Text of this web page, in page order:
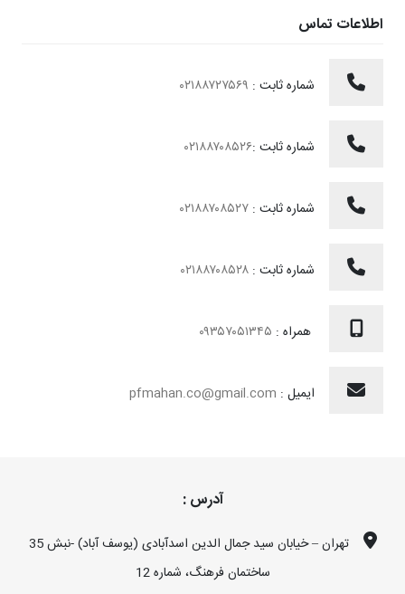
اطلاعات تماس
شماره ثابت :
شماره ثابت :۰۲۱۸۸۷۰۸۵۲۶
شماره ثابت :
شماره ثابت :
همراه :
ایمیل : pfmahan.co@gmail.com
آدرس :
تهران – خیابان سید جمال الدین اسدآبادی (یوسف آباد) -نبش 35
ساختمان فرهنگ، شماره 12